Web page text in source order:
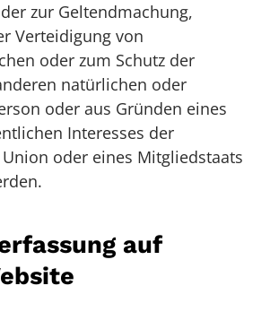
zur Geltendmachung,
Verteidigung von
oder zum Schutz der
natürlichen oder
oder aus Gründen eines
Interesses der
oder eines Mitgliedstaats
auf